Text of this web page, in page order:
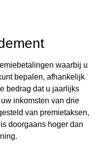
waarbij u
bepalen, afhankelijk
bedrag dat u jaarlijks
inkomsten van drie
van premietaksen,
doorgaans hoger dan